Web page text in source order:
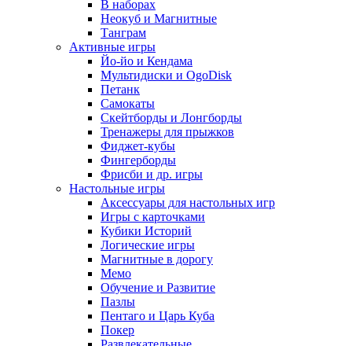
В наборах
Неокуб и Магнитные
Танграм
Активные игры
Йо-йо и Кендама
Мультидиски и OgoDisk
Петанк
Самокаты
Скейтборды и Лонгборды
Тренажеры для прыжков
Фиджет-кубы
Фингерборды
Фрисби и др. игры
Настольные игры
Аксессуары для настольных игр
Игры с карточками
Кубики Историй
Логические игры
Магнитные в дорогу
Мемо
Обучение и Развитие
Пазлы
Пентаго и Царь Куба
Покер